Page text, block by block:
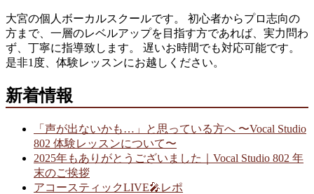
大宮の個人ボーカルスクールです。 初心者からプロ志向の
方まで、一層のレベルアップを目指す方であれば、実力問わ
ず、丁寧に指導致します。 遅いお時間でも対応可能です。
是非1度、体験レッスンにお越しください。
新着情報
「声が出ないかも…」と思っている方へ 〜Vocal Studio
802 体験レッスンについて〜
2025年もありがとうございました｜Vocal Studio 802 年
末のご挨拶
アコースティックLIVE🎤レポ